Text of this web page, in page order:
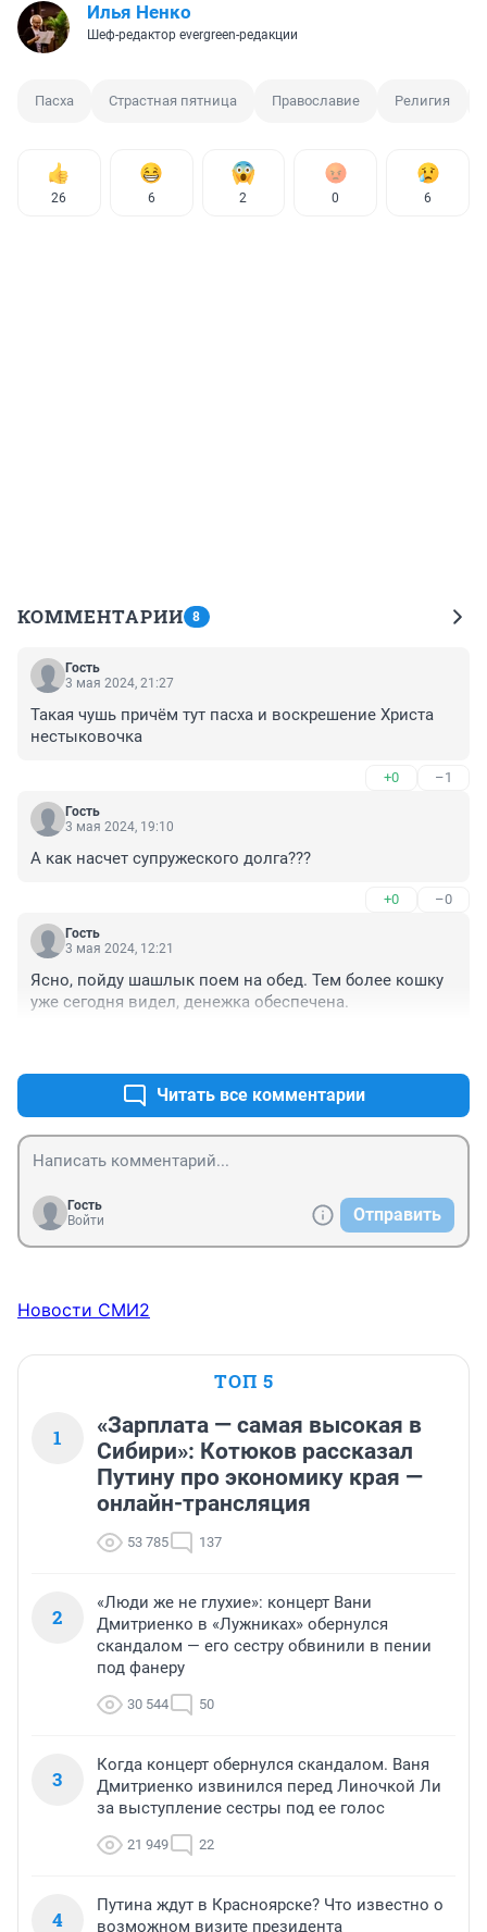
Илья Ненко
Шеф-редактор evergreen-редакции
Пасха Страстная пятница Православие Религия
26 6 2 0 6
КОММЕНТАРИИ 8
Гость
3 мая 2024, 21:27
Такая чушь причём тут пасха и воскрешение Христа
нестыковочка
+0 –1
Гость
3 мая 2024, 19:10
А как насчет супружеского долга???
+0 –0
Гость
3 мая 2024, 12:21
Ясно, пойду шашлык поем на обед. Тем более кошку
уже сегодня видел, денежка обеспечена.
Читать все комментарии
Гость
Войти
Отправить
Новости СМИ2
ТОП 5
1
«Зарплата — самая высокая в
Сибири»: Котюков рассказал
Путину про экономику края —
онлайн-трансляция
53 785 137
2
«Люди же не глухие»: концерт Вани
Дмитриенко в «Лужниках» обернулся
скандалом — его сестру обвинили в пении
под фанеру
30 544 50
3
Когда концерт обернулся скандалом. Ваня
Дмитриенко извинился перед Линочкой Ли
за выступление сестры под ее голос
21 949 22
4
Путина ждут в Красноярске? Что известно о
возможном визите президента